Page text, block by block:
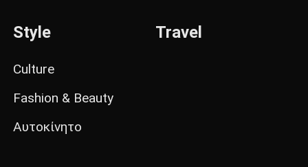
Style
Culture
Fashion & Beauty
Αυτοκίνητο
Travel